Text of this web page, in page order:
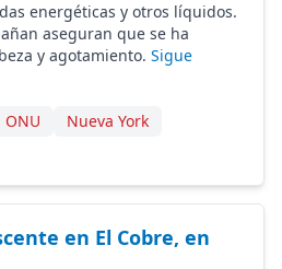
energéticas y otros líquidos.
aseguran que se ha
y agotamiento. Sigue
ONU
Nueva York
en El Cobre, en